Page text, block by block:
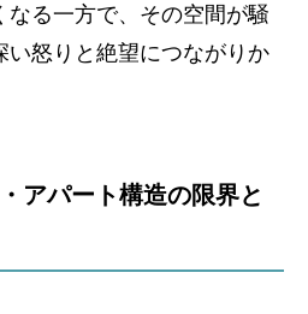
なる一方で、その空間が騒
い怒りと絶望につながりか
アパート構造の限界と